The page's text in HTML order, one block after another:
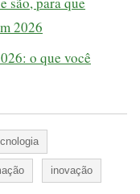
2026
o que você
inovação